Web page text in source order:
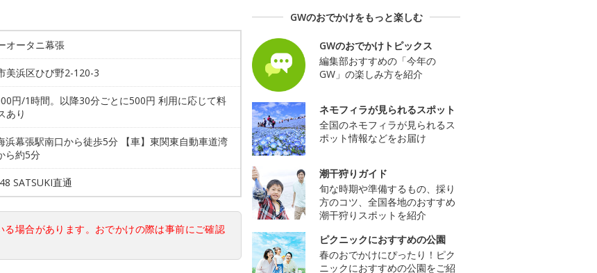
オータニ幕張
美浜区ひび野2-120-3
円/1時間。以降30分ごとに500円 利用に応じて料
あり
浜幕張駅南口から徒歩5分 【車】東関東自動車道湾
ら約5分
SATSUKI直通
場合があります。おでかけの際は事前にご確認
GWのおでかけをもっと楽しむ
GWのおでかけトピックス
編集部おすすめの「今年の
GW」の楽しみ方を紹介
ネモフィラが見られるスポット
全国のネモフィラが見られるス
ポット情報などをお届け
潮干狩りガイド
旬な時期や準備するもの、採り
方のコツ、全国各地のおすすめ
潮干狩りスポットを紹介
ピクニックにおすすめの公園
春のおでかけにぴったり！ピク
ニックにおすすめの公園をご紹